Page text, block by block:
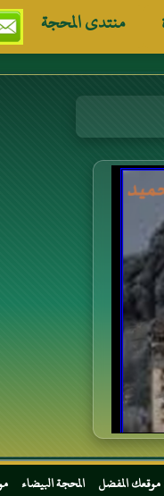
منتدى المحجة
البيضاء موقع الحبر